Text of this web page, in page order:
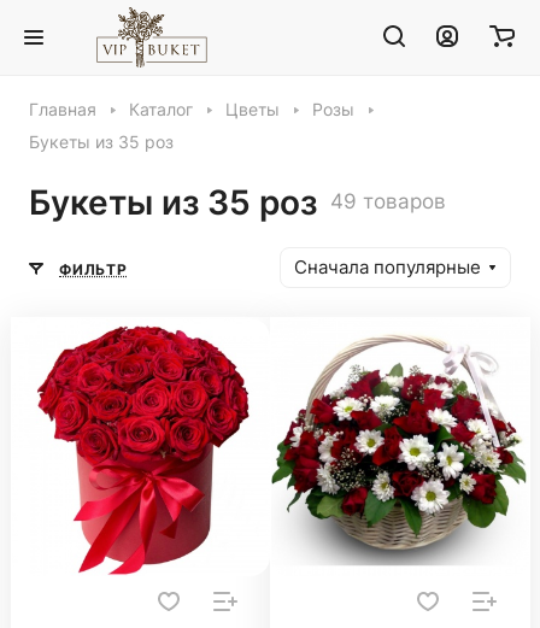
Главная Каталог Цветы
Розы
Букеты из 35 роз
Букеты из 35 роз 49 товаров
ФИЛЬТР Сначала популярные